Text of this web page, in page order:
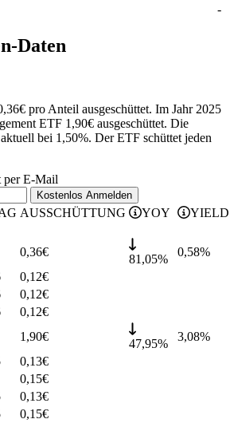
-
Daten
pro Anteil ausgeschüttet. Im Jahr 2025
ETF 1,90€ ausgeschüttet. Die
bei 1,50%. Der ETF schüttet jeden
per E-Mail
Kostenlos Anmelden
AUSSCHÜTTUNG YOY YIELD
0,36€
81,05%
0,58%
0,12€
0,12€
0,12€
1,90€
47,95%
3,08%
0,13€
0,15€
0,13€
0,15€